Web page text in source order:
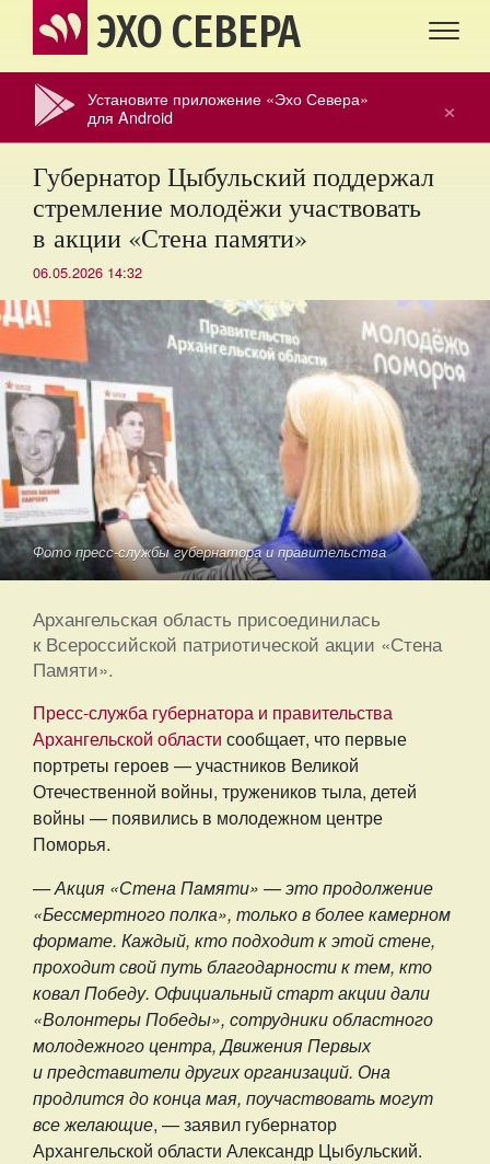
ЭХО СЕВЕРА
×
Установите приложение «Эхо Севера»
для Android
Губернатор Цыбульский поддержал
стремление молодёжи участвовать
в акции «Стена памяти»
06.05.2026 14:32
Фото пресс-службы губернатора и правительства
Архангельская область присоединилась
к Всероссийской патриотической акции «Стена
Памяти».
Пресс-служба губернатора и правительства
Архангельской области сообщает, что первые
портреты героев — участников Великой
Отечественной войны, тружеников тыла, детей
войны — появились в молодежном центре
Поморья.
— Акция «Стена Памяти» — это продолжение
«Бессмертного полка», только в более камерном
формате. Каждый, кто подходит к этой стене,
проходит свой путь благодарности к тем, кто
ковал Победу. Официальный старт акции дали
«Волонтеры Победы», сотрудники областного
молодежного центра, Движения Первых
и представители других организаций. Она
продлится до конца мая, поучаствовать могут
все желающие, — заявил губернатор
Архангельской области Александр Цыбульский.